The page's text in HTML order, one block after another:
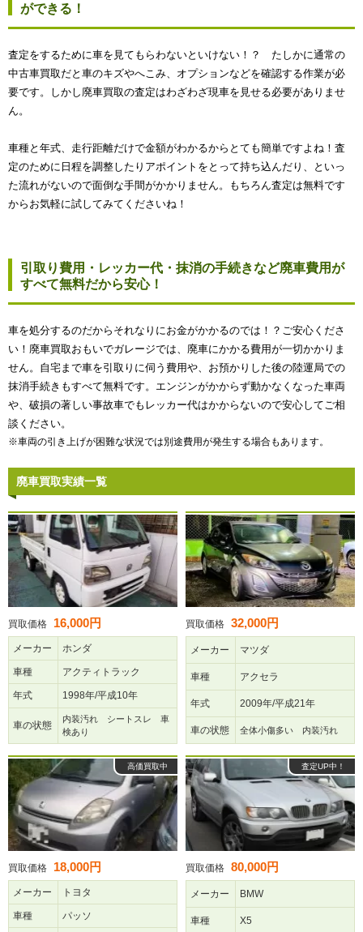
ができる！
査定をするために車を見てもらわないといけない！？ たしかに通常の
中古車買取だと車のキズやへこみ、オプションなどを確認する作業が必
要です。しかし廃車買取の査定はわざわざ現車を見せる必要がありませ
ん。
車種と年式、走行距離だけで金額がわかるからとても簡単ですよね！査
定のために日程を調整したりアポイントをとって持ち込んだり、といっ
た流れがないので面倒な手間がかかりません。もちろん査定は無料です
からお気軽に試してみてくださいね！
引取り費用・レッカー代・抹消の手続きなど廃車費用が
すべて無料だから安心！
車を処分するのだからそれなりにお金がかかるのでは！？ご安心くださ
い！廃車買取おもいでガレージでは、廃車にかかる費用が一切かかりま
せん。自宅まで車を引取りに伺う費用や、お預かりした後の陸運局での
抹消手続きもすべて無料です。エンジンがかからず動かなくなった車両
や、破損の著しい事故車でもレッカー代はかからないので安心してご相
談ください。
※車両の引き上げが困難な状況では別途費用が発生する場合もあります。
廃車買取実績一覧
買取価格 16,000円
メーカー ホンダ
車種 アクティトラック
年式 1998年/平成10年
車の状態
内装汚れ シートスレ 車
検あり
買取価格 32,000円
メーカー マツダ
車種 アクセラ
年式 2009年/平成21年
車の状態 全体小傷多い 内装汚れ
高価買取中
買取価格 18,000円
メーカー トヨタ
車種 パッソ
査定UP中！
買取価格 80,000円
メーカー BMW
車種 X5